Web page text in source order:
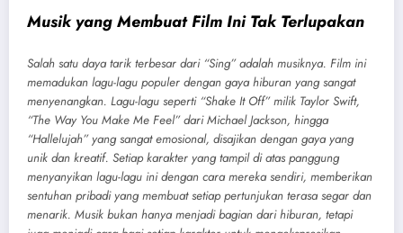
Musik yang Membuat Film Ini Tak Terlupakan
Salah satu daya tarik terbesar dari “Sing” adalah musiknya. Film ini
memadukan lagu-lagu populer dengan gaya hiburan yang sangat
menyenangkan. Lagu-lagu seperti “Shake It Off” milik Taylor Swift,
“The Way You Make Me Feel” dari Michael Jackson, hingga
“Hallelujah” yang sangat emosional, disajikan dengan gaya yang
unik dan kreatif. Setiap karakter yang tampil di atas panggung
menyanyikan lagu-lagu ini dengan cara mereka sendiri, memberikan
sentuhan pribadi yang membuat setiap pertunjukan terasa segar dan
menarik. Musik bukan hanya menjadi bagian dari hiburan, tetapi